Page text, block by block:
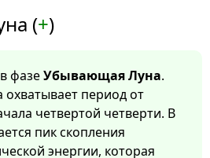
(+)
фазеУбывающая Луна.
охватывает период от
четвертой четверти. В
пик скопления
энергии, которая